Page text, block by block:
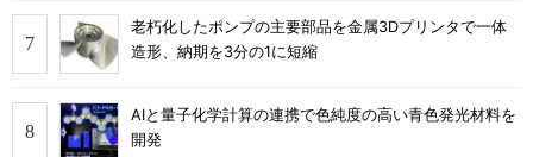
老朽化したポンプの主要部品を金属3Dプリンタで一体
造形、納期を3分の1に短縮
AIと量子化学計算の連携で色純度の高い青色発光材料を
開発